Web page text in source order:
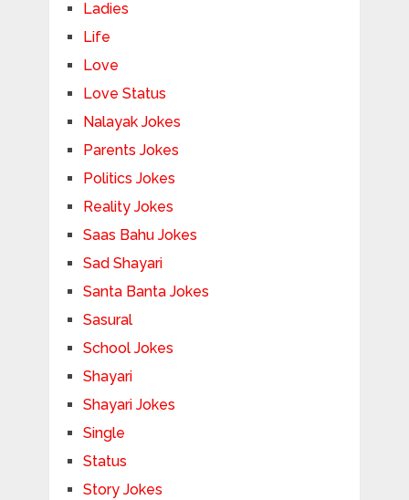
Ladies
Life
Love
Love Status
Nalayak Jokes
Parents Jokes
Politics Jokes
Reality Jokes
Saas Bahu Jokes
Sad Shayari
Santa Banta Jokes
Sasural
School Jokes
Shayari
Shayari Jokes
Single
Status
Story Jokes